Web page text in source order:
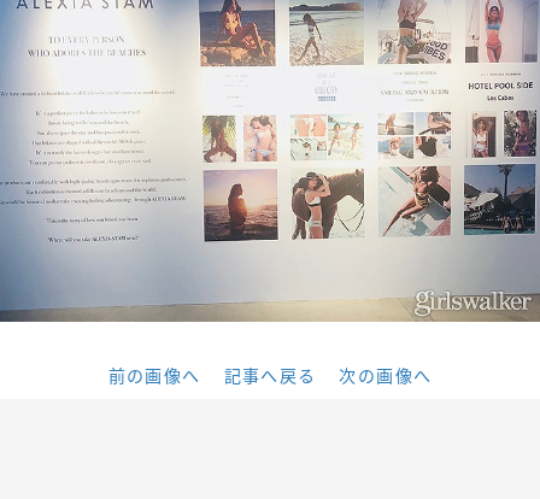
前の画像へ 記事へ戻る 次の画像へ